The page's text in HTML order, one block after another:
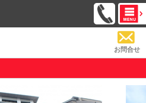
お問合せ